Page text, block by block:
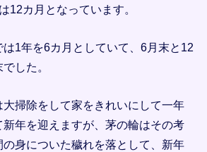
12カ月となっています。
は1年を6カ月としていて、6月末と12
した。
掃除をして家をきれいにして一年
新年を迎えますが、茅の輪はその考
の身についた穢れを落として、新年